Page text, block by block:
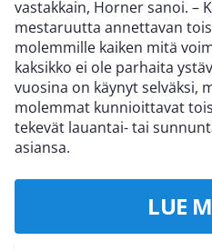
vastakkain, Horner sanoi. –
mestaruutta annettavan
molemmille kaiken mitä
kaksikko ei ole parhaita
vuosina on käynyt selväksi,
molemmat kunnioittavat
tekevät lauantai- tai
asiansa.
LUE